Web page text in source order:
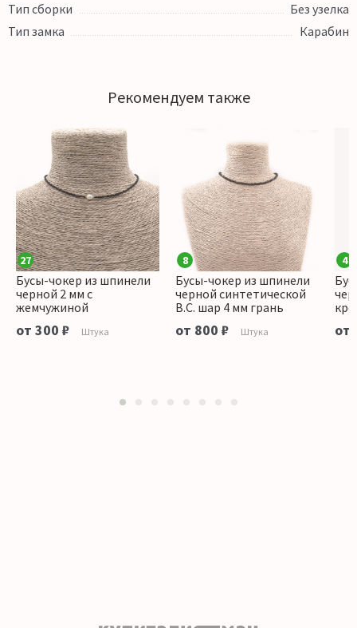
Тип сборки
Без узелка
Тип замка
Карабин
Рекомендуем также
27
Бусы-чокер из шпинели
черной 2 мм с
жемчужиной
от 300 ₽ Штука
8
Бусы-чокер из шпинели
черной синтетической
В.С. шар 4 мм грань
от 800 ₽ Штука
4
от